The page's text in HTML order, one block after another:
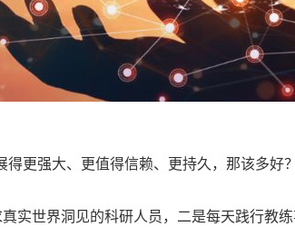
更强大、更值得信赖、更持久，那该多好？
实世界洞见的科研人员，二是每天践行教